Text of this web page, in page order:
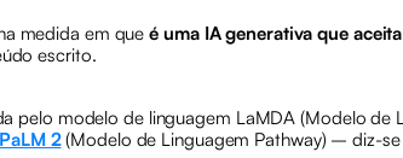
medida em queé uma IA generativa que
escrito.
pelo modelo de linguagem LaMDA (Modelo
PaLM 2(Modelo de Linguagem Pathway) – diz-